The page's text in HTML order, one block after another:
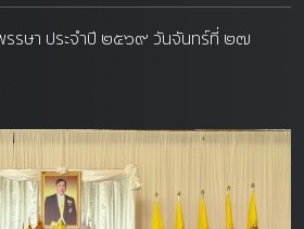
รรษา ประจำปี ๒๕๖๙ วันจันทร์ที่ ๒๗